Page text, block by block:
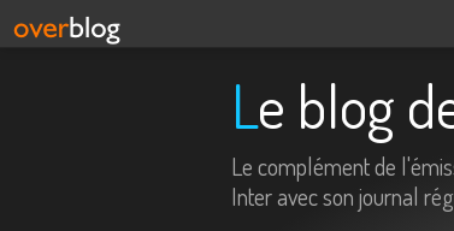
Le blog
Le complément de
Inter avec son journal